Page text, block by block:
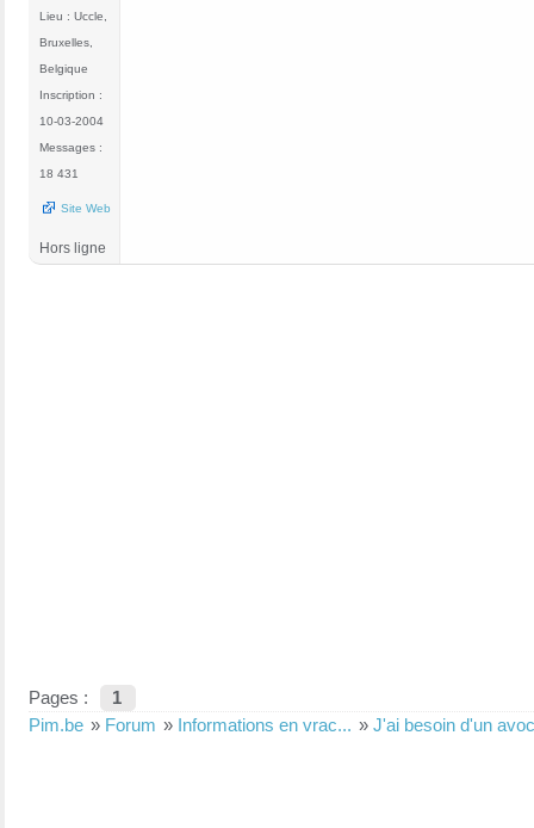
Lieu : Uccle,
Bruxelles,
Belgique
Inscription :
10-03-2004
Messages :
18 431
Site Web
Hors ligne
Pages :
1
Pim.be » Forum » Informations en vrac... » J'ai besoin d'un